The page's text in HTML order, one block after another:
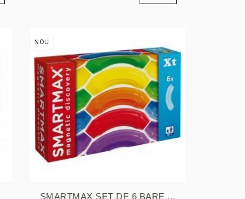
NOU
SMARTMAX SET DE 6 BARE ...